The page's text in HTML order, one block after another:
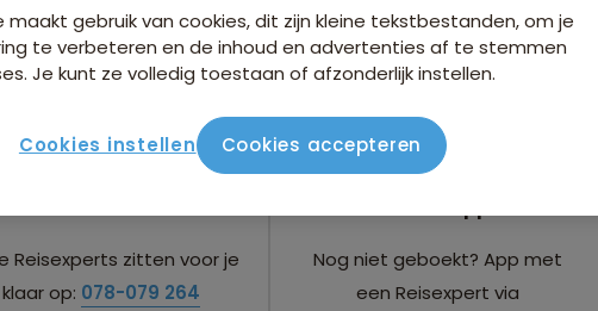
Reisexperts zitten voor je
klaar op: 078-079 264
Nog niet geboekt? App met
een Reisexpert via
maakt gebruik van cookies, dit zijn kleine tekstbestanden, om je
te verbeteren en de inhoud en advertenties af te stemmen
Je kunt ze volledig toestaan of afzonderlijk instellen.
Cookies instellen Cookies accepteren